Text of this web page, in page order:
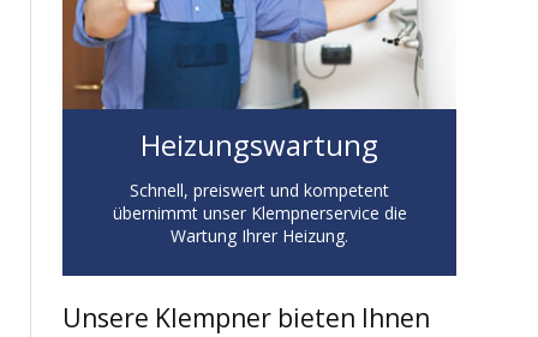
Heizungswartung
Schnell, preiswert und kompetent
übernimmt unser Klempnerservice die
Wartung Ihrer Heizung.
Unsere Klempner bieten Ihnen